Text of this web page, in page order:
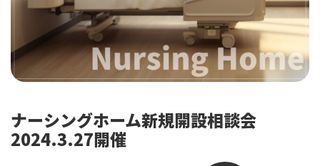
ナーシングホーム新規開設相談会
2024.3.27開催